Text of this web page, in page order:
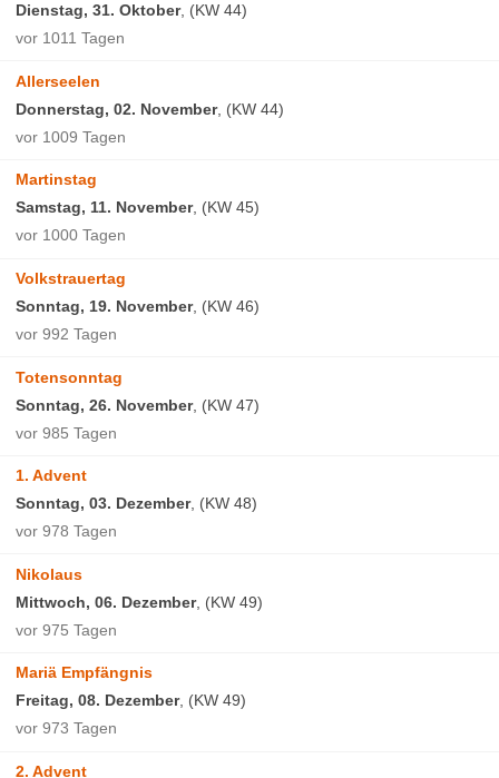
Dienstag, 31. Oktober, (KW 44)
vor 1011 Tagen
Allerseelen
Donnerstag, 02. November, (KW 44)
vor 1009 Tagen
Martinstag
Samstag, 11. November, (KW 45)
vor 1000 Tagen
Volkstrauertag
Sonntag, 19. November, (KW 46)
vor 992 Tagen
Totensonntag
Sonntag, 26. November, (KW 47)
vor 985 Tagen
1. Advent
Sonntag, 03. Dezember, (KW 48)
vor 978 Tagen
Nikolaus
Mittwoch, 06. Dezember, (KW 49)
vor 975 Tagen
Mariä Empfängnis
Freitag, 08. Dezember, (KW 49)
vor 973 Tagen
2. Advent